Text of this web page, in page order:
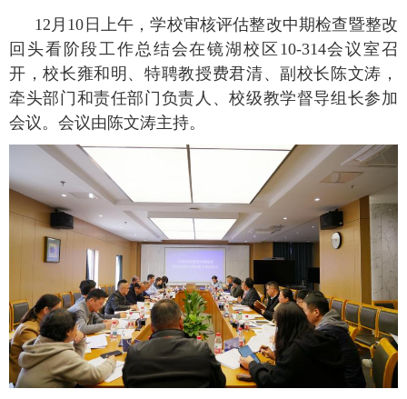
12月10日上午，学校审核评估整改中期检查暨整改
回头看阶段工作总结会在镜湖校区10-314会议室召
开，校长雍和明、特聘教授费君清、副校长陈文涛，
牵头部门和责任部门负责人、校级教学督导组长参加
会议。会议由陈文涛主持。